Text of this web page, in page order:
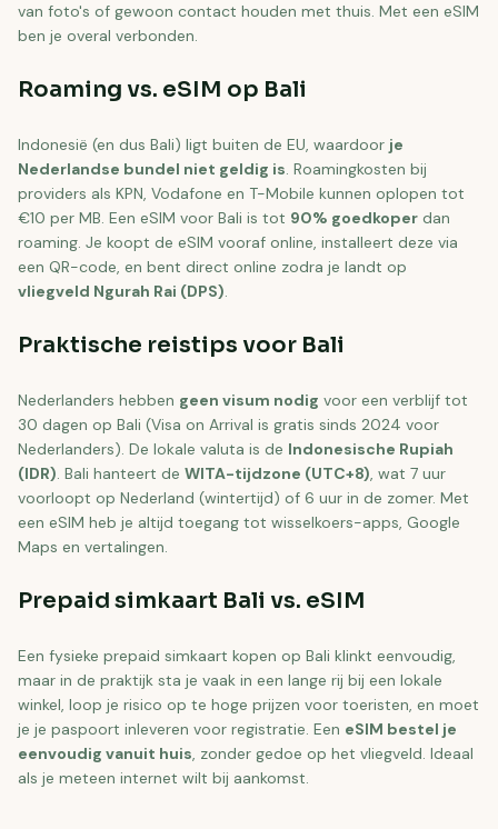
van foto's of gewoon contact houden met thuis. Met een eSIM
ben je overal verbonden.
Roaming vs. eSIM op Bali
Indonesië (en dus Bali) ligt buiten de EU, waardoor je
Nederlandse bundel niet geldig is. Roamingkosten bij
providers als KPN, Vodafone en T-Mobile kunnen oplopen tot
€10 per MB. Een eSIM voor Bali is tot 90% goedkoper dan
roaming. Je koopt de eSIM vooraf online, installeert deze via
een QR-code, en bent direct online zodra je landt op
vliegveld Ngurah Rai (DPS).
Praktische reistips voor Bali
Nederlanders hebben geen visum nodig voor een verblijf tot
30 dagen op Bali (Visa on Arrival is gratis sinds 2024 voor
Nederlanders). De lokale valuta is de Indonesische Rupiah
(IDR). Bali hanteert de WITA-tijdzone (UTC+8), wat 7 uur
voorloopt op Nederland (wintertijd) of 6 uur in de zomer. Met
een eSIM heb je altijd toegang tot wisselkoers-apps, Google
Maps en vertalingen.
Prepaid simkaart Bali vs. eSIM
Een fysieke prepaid simkaart kopen op Bali klinkt eenvoudig,
maar in de praktijk sta je vaak in een lange rij bij een lokale
winkel, loop je risico op te hoge prijzen voor toeristen, en moet
je je paspoort inleveren voor registratie. Een eSIM bestel je
eenvoudig vanuit huis, zonder gedoe op het vliegveld. Ideaal
als je meteen internet wilt bij aankomst.